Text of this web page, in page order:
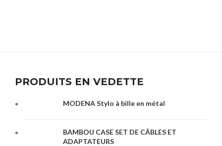
PRODUITS EN VEDETTE
MODENA Stylo à bille en métal
BAMBOU CASE SET DE CÂBLES ET
ADAPTATEURS